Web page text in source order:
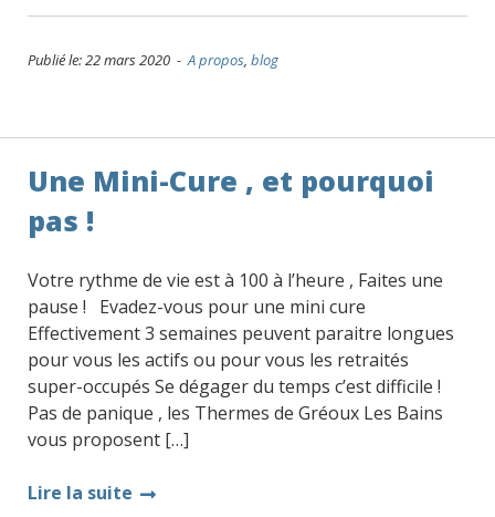
Publié le: 22 mars 2020 -A propos, blog
Une Mini-Cure , et pourquoi
pas !
Votre rythme de vie est à 100 à l’heure , Faites une
pause ! Evadez-vous pour une mini cure
Effectivement 3 semaines peuvent paraitre longues
pour vous les actifs ou pour vous les retraités
super-occupés Se dégager du temps c’est difficile !
Pas de panique , les Thermes de Gréoux Les Bains
vous proposent […]
Lire la suite